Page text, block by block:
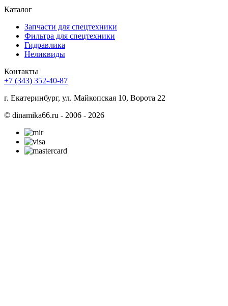
Каталог
Запчасти для спецтехники
Фильтра для спецтехники
Гидравлика
Неликвиды
Контакты
+7 (343) 352-40-87
г. Екатеринбург, ул. Майкопская 10, Ворота 22
© dinamika66.ru - 2006 - 2026